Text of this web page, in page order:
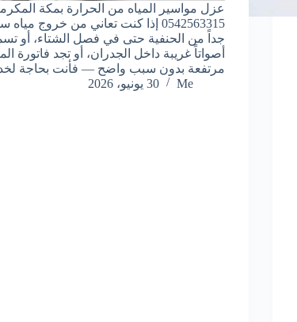
عزل مواسير المياه من الحرارة بمكة
0542563315 إذا كنت تعاني من خروج مياه
جداً من الحنفية حتى في فصل الشتاء، أو
أصواتاً غريبة داخل الجدران، أو تجد فاتورة
مرتفعة بدون سبب واضح — فأنت بحاجة
Me
30 يونيو، 2026